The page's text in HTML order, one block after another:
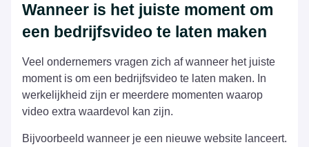
Wanneer is het juiste moment om
een bedrijfsvideo te laten maken
Veel ondernemers vragen zich af wanneer het juiste
moment is om een bedrijfsvideo te laten maken. In
werkelijkheid zijn er meerdere momenten waarop
video extra waardevol kan zijn.
Bijvoorbeeld wanneer je een nieuwe website lanceert.